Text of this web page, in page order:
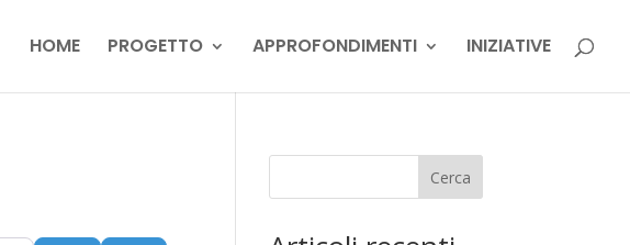
HOME PROGETTO APPROFONDIMENTI INIZIATIVE
Cerca